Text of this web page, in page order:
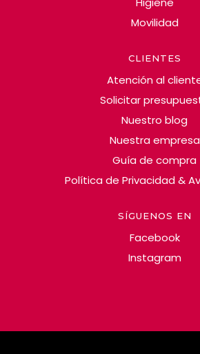
Movilidad
CLIENTES
Atención al
Solicitar
Nuestro blog
Nuestra empresa
Guía de compra
Política de Privacidad &
SÍGUENOS EN
Facebook
Instagram